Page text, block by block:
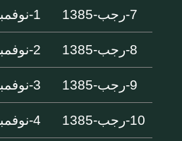
7-رجب-1385 1-نوفمبر-1965
8-رجب-1385 2-نوفمبر-1965
9-رجب-1385 3-نوفمبر-1965
10-رجب-1385 4-نوفمبر-1965